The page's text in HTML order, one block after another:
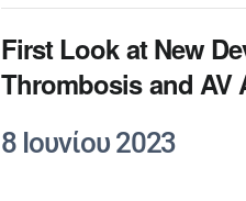
First Look at New
Thrombosis and AV
8 Ιουνίου 2023